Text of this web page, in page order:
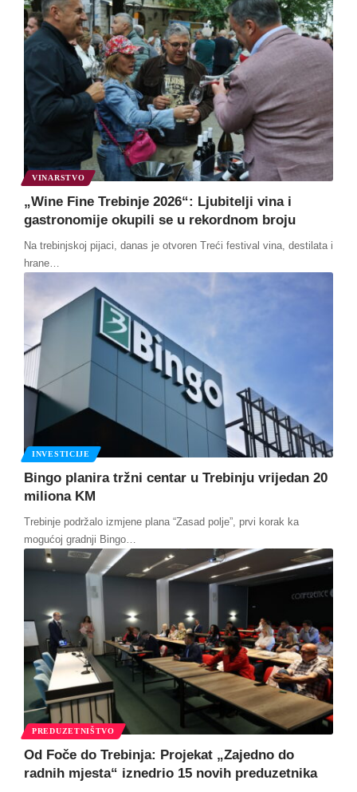
VINARSTVO
„Wine Fine Trebinje 2026“: Ljubitelji vina i
gastronomije okupili se u rekordnom broju
Na trebinjskoj pijaci, danas je otvoren Treći festival vina, destilata i
hrane
INVESTICIJE
Bingo planira tržni centar u Trebinju vrijedan 20
miliona KM
Trebinje podržalo izmjene plana “Zasad polje”, prvi korak ka
mogućoj gradnji Bingo…
PREDUZETNIŠTVO
Od Foče do Trebinja: Projekat „Zajedno do
radnih mjesta“ iznedrio 15 novih preduzetnika